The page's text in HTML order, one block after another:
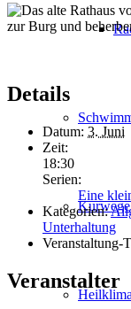
Kurwege
Details
Datum: 3. Juni
Zeit:
18:30
Serien:
Eine
Kategorien:
Unterhaltung
Veranstaltung-
Veranstalter